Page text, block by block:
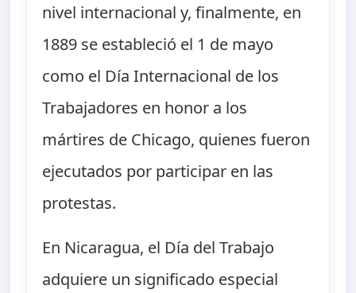
nivel internacional y, finalmente, en
1889 se estableció el 1 de mayo
como el Día Internacional de los
Trabajadores en honor a los
mártires de Chicago, quienes fueron
ejecutados por participar en las
protestas.
En Nicaragua, el Día del Trabajo
adquiere un significado especial